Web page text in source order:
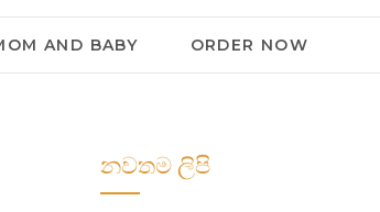
AND BABY ORDER NOW
නවතම ලිපි